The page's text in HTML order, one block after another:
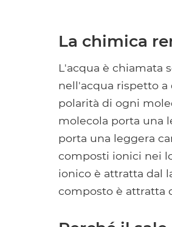
La chimica
L'acqua è chiamata
nell'acqua rispetto a
polarità di ogni
molecola porta una
porta una leggera
composti ionici nei
ionico è attratta dal
composto è attratta